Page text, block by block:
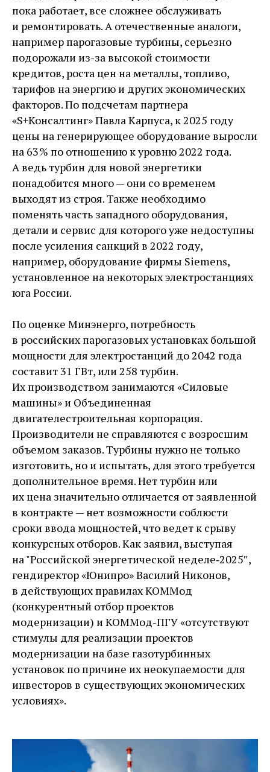
пока работает, все сложнее обслуживать
и ремонтировать. А отечественные аналоги,
например парогазовые турбины, серьезно
подорожали из-за высокой стоимости
кредитов, роста цен на металлы, топливо,
тарифов на энергию и других экономических
факторов. По подсчетам партнера
«S+Консалтинг» Павла Карпуса, к 2025 году
цены на генерирующее оборудование выросли
на 63 % по отношению к уровню 2022 года.
А ведь турбин для новой энергетики
понадобится много — ​они со временем
выходят из строя. Также необходимо
поменять часть западного оборудования,
детали и сервис для которого уже недоступны
после усиления санкций в 2022 году,
например, оборудование фирмы Siemens,
установленное на некоторых электростанциях
юга России.
По оценке Минэнерго, потребность
в российских парогазовых установках большой
мощности для электростанций до 2042 года
составит 31 ГВт, или 258 турбин.
Их производством занимаются «Силовые
машины» и Объединенная
двигателестроительная корпорация.
Производители не справляются с возросшим
объемом заказов. Турбины нужно не только
изготовить, но и испытать, для этого требуется
дополнительное время. Нет турбин или
их цена значительно отличается от заявленной
в контракте — ​нет возможности соблюсти
сроки ввода мощностей, что ведет к срыву
конкурсных отборов. Как заявил, выступая
на "Российской энергетической неделе‑2025″,
гендиректор «Юнипро» Василий Никонов,
в действующих правилах КОММод
(конкурентный отбор проектов
модернизации) и КОММод-­ПГУ «отсутствуют
стимулы для реализации проектов
модернизации на базе газотурбинных
установок по причине их неокупаемости для
инвесторов в существующих экономических
условиях».